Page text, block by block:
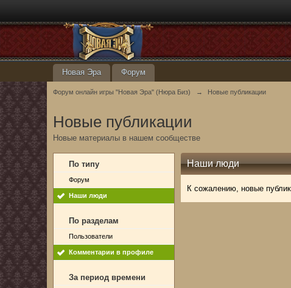
Новая Эра Форум
Форум онлайн игры "Новая Эра" (Нюра Биз) → Новые публикации
Новые публикации
Новые материалы в нашем сообществе
По типу
Форум
Наши люди
По разделам
Пользователи
Комментарии в профиле
За период времени
Наши люди
К сожалению, новые